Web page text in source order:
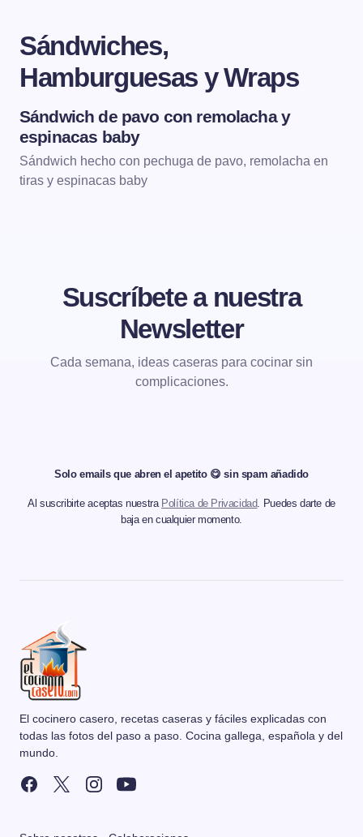
Sándwiches,
Hamburguesas y Wraps
SÁNDWICHES, HAMBURGUESAS Y WRAPS
Sándwich de pavo con remolacha y
espinacas baby
Sándwich hecho con pechuga de pavo, remolacha en
tiras y espinacas baby
Suscríbete a nuestra
Newsletter
Cada semana, ideas caseras para cocinar sin
complicaciones.
Solo emails que abren el apetito 😋 sin spam añadido
Al suscribirte aceptas nuestra Política de Privacidad. Puedes darte de
baja en cualquier momento.
El cocinero casero, recetas caseras y fáciles explicadas con
todas las fotos del paso a paso. Cocina gallega, española y del
mundo.